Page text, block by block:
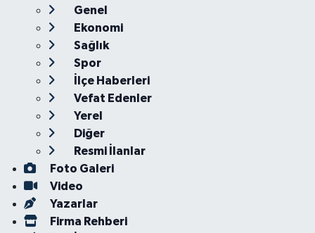
Genel
Ekonomi
Sağlık
Spor
İlçe Haberleri
Vefat Edenler
Yerel
Diğer
Resmi İlanlar
Foto Galeri
Video
Yazarlar
Firma Rehberi